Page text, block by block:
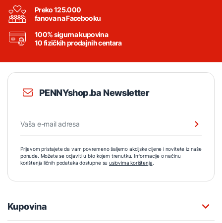
Preko 125.000
fanova na Facebooku
100% sigurna kupovina
10 fizičkih prodajnih centara
PENNYshop.ba Newsletter
Prijavom pristajete da vam povremeno šaljemo akcijske cijene i novitete iz naše
ponude. Možete se odjaviti u bilo kojem trenutku. Informacije o načinu
korištenja ličnih podataka dostupne su uslovima korištenja.
Kupovina